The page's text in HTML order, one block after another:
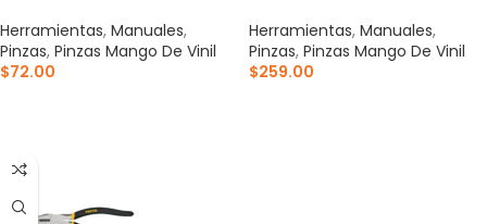
Herramientas, Manuales,
Pinzas, Pinzas Mango De Vinil
$72.00
Herramientas, Manuales,
Pinzas, Pinzas Mango De Vinil
$259.00